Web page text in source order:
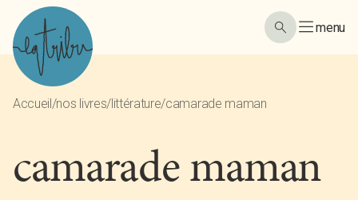
menu
Accueil/nos livres/littérature/camarade maman
camarade maman